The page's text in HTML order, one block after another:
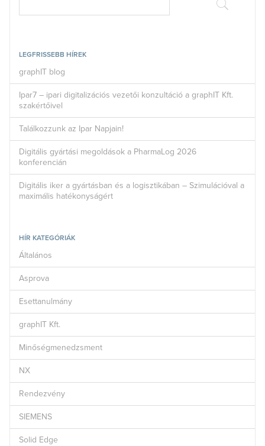
LEGFRISSEBB HÍREK
graphIT blog
Ipar7 – ipari digitalizációs vezetői konzultáció a graphIT Kft.
szakértőivel
Találkozzunk az Ipar Napjain!
Digitális gyártási megoldások a PharmaLog 2026
konferencián
Digitális iker a gyártásban és a logisztikában – Szimulációval a
maximális hatékonyságért
HÍR KATEGÓRIÁK
Általános
Asprova
Esettanulmány
graphIT Kft.
Minőségmenedzsment
NX
Rendezvény
SIEMENS
Solid Edge